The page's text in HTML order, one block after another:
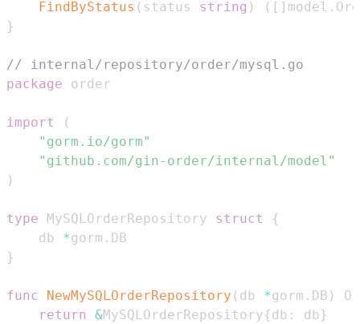
FindByStatus ( status string ) ( [ ] model .
}
// internal/repository/order/mysql.go
package
import
(
"gorm.io/gorm"
"github.com/gin-order/internal/model"
)
type MySQLOrderRepository struct
{
    db
*gorm .
}
func NewMySQLOrderRepository ( db *gorm . DB )
return
&MySQLOrderRepository{db : db}